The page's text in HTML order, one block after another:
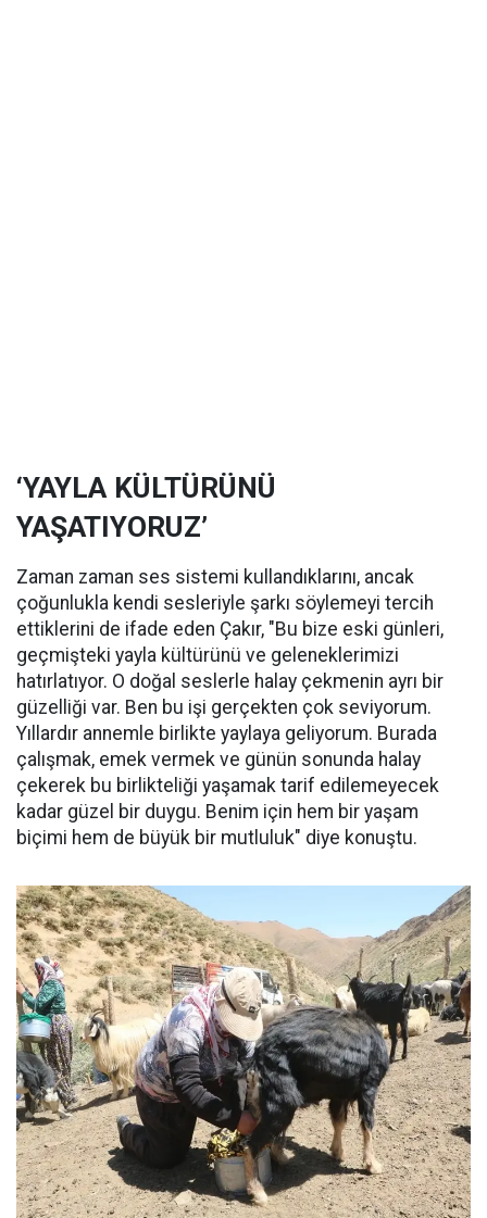
‘YAYLA KÜLTÜRÜNÜ
YAŞATIYORUZ’
Zaman zaman ses sistemi kullandıklarını, ancak
çoğunlukla kendi sesleriyle şarkı söylemeyi tercih
ettiklerini de ifade eden Çakır, "Bu bize eski günleri,
geçmişteki yayla kültürünü ve geleneklerimizi
hatırlatıyor. O doğal seslerle halay çekmenin ayrı bir
güzelliği var. Ben bu işi gerçekten çok seviyorum.
Yıllardır annemle birlikte yaylaya geliyorum. Burada
çalışmak, emek vermek ve günün sonunda halay
çekerek bu birlikteliği yaşamak tarif edilemeyecek
kadar güzel bir duygu. Benim için hem bir yaşam
biçimi hem de büyük bir mutluluk" diye konuştu.